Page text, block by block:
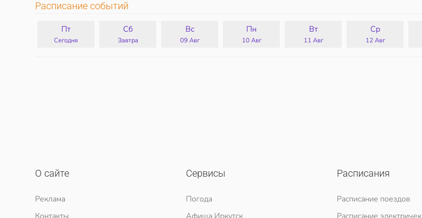
Расписание событий
Пт
Сегодня
Сб
Завтра
Вс
09 Авг
Пн
10 Авг
Вт
11 Авг
Ср
12 Авг
О сайте
Реклама
Сервисы
Погода
Расписания
Расписание поездов